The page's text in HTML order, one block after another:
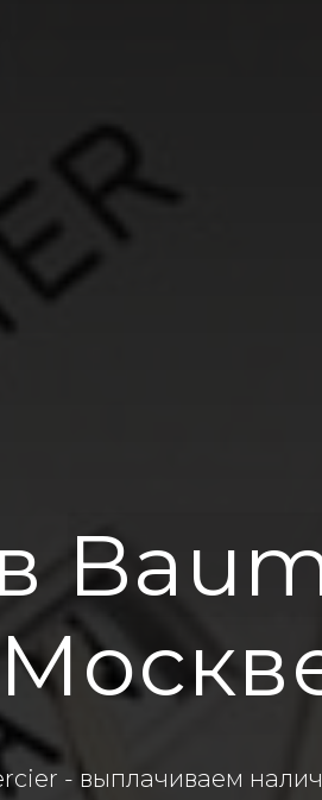
- выплачиваем